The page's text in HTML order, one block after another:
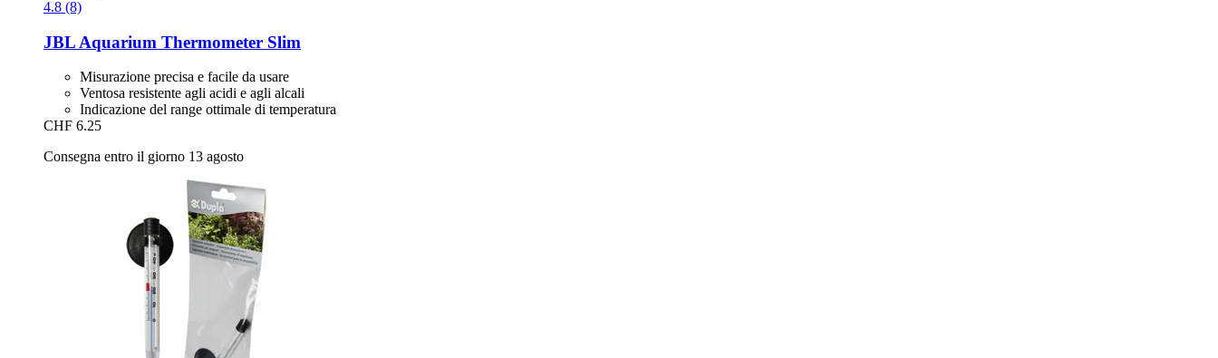
4.8 (8)
JBL Aquarium Thermometer Slim
Misurazione precisa e facile da usare
Ventosa resistente agli acidi e agli alcali
Indicazione del range ottimale di temperatura
CHF 6.25
Consegna entro il giorno 13 agosto